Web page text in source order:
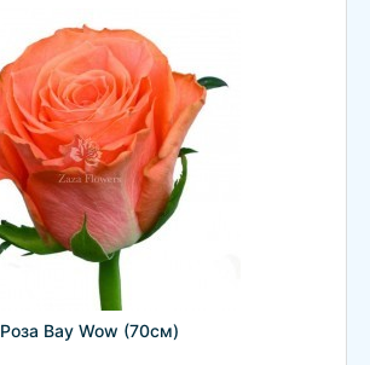
Роза Вау Wow (70см)